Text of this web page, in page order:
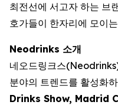
최전선에 서고자 하는 브
호가들이 한자리에 모이
Neodrinks 소개
네오드링크스
분야의 트렌드를 활성화
Drinks Show, Madrid